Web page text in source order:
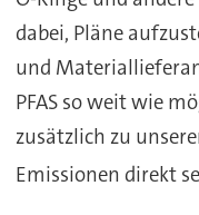
dabei, Pläne
und
PFAS so weit wie
zusätzlich zu
Emissionen direkt